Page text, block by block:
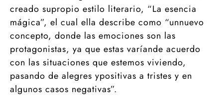
creado supropio estilo literario, “La esencia
mágica”, el cual ella describe como “unnuevo
concepto, donde las emociones son las
protagonistas, ya que estas varíande acuerdo
con las situaciones que estemos viviendo,
pasando de alegres ypositivas a tristes y en
algunos casos negativas”.